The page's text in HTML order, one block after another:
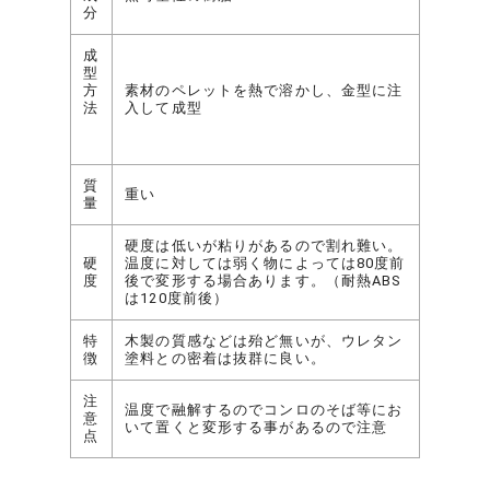
分
成
型
方
法
素材のペレットを熱で溶かし、金型に注
入して成型
質
量
重い
硬
度
硬度は低いが粘りがあるので割れ難い。
温度に対しては弱く物によっては80度前
後で変形する場合あります。（耐熱ABS
は120度前後）
特
徴
木製の質感などは殆ど無いが、ウレタン
塗料との密着は抜群に良い。
注
意
点
温度で融解するのでコンロのそば等にお
いて置くと変形する事があるので注意